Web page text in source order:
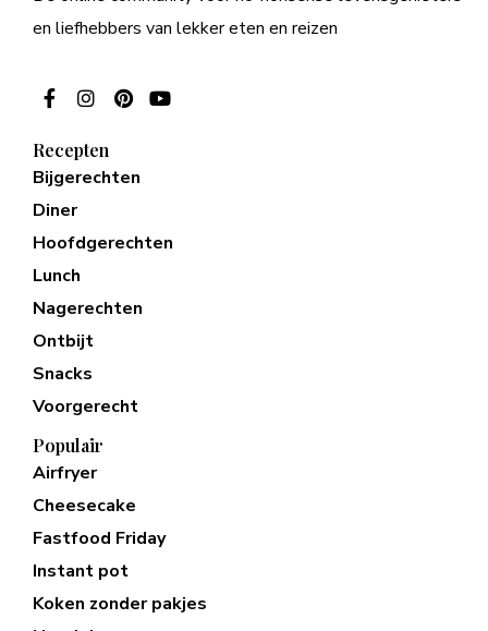
en liefhebbers van lekker eten en reizen
Recepten
Bijgerechten
Diner
Hoofdgerechten
Lunch
Nagerechten
Ontbijt
Snacks
Voorgerecht
Populair
Airfryer
Cheesecake
Fastfood Friday
Instant pot
Koken zonder pakjes